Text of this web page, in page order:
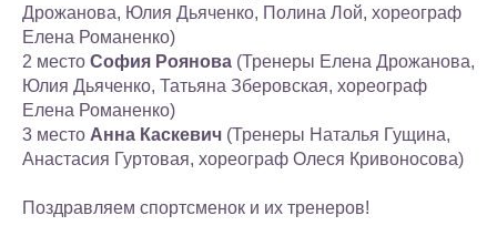
Дрожанова, Юлия Дьяченко, Полина Лой, хореограф
Елена Романенко)
2 место София Роянова (Тренеры Елена Дрожанова,
Юлия Дьяченко, Татьяна Зберовская, хореограф
Елена Романенко)
3 место Анна Каскевич (Тренеры Наталья Гущина,
Анастасия Гуртовая, хореограф Олеся Кривоносова)
Поздравляем спортсменок и их тренеров!